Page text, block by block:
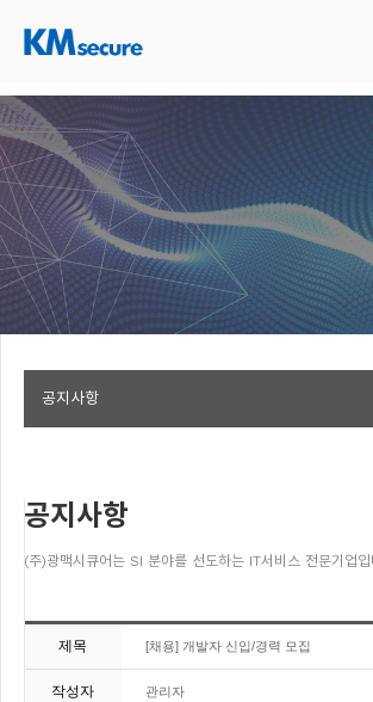
공지사항
공지사항
(주)광맥시큐어는 SI 분야를 선도하는 IT서비스 전문기업입
제목 [채용] 개발자 신입/경력 모집
작성자 관리자